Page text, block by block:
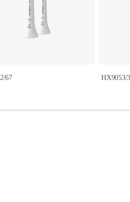
67 HX9053/